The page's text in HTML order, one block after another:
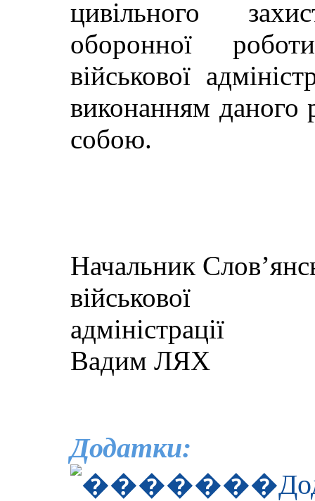
цивільного
оборонної
військової
виконанням даного
собою.
Начальник
військової
Вадим ЛЯХ
Додатки: